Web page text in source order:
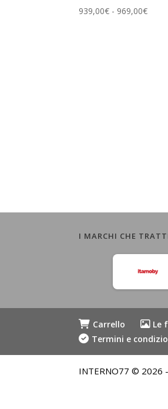
939,00€ - 969,00€Fascia
I MARCHI CHE
Carrello Le
Termini e
INTERNO77 © 2026